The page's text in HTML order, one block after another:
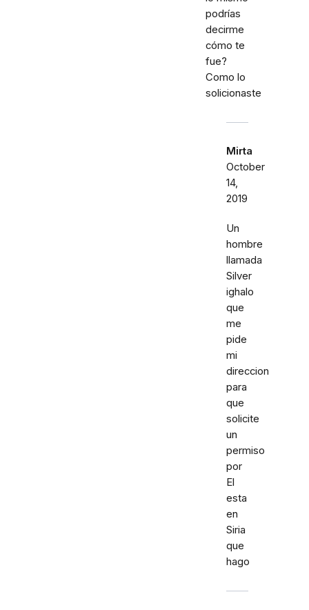
podrías
decirme
cómo te
fue?
Como lo
solicionaste
Mirta
October
14,
2019
Un
hombre
llamada
Silver
ighalo
que
me
pide
mi
direccion
para
que
solicite
un
permiso
por
El
esta
en
Siria
que
hago